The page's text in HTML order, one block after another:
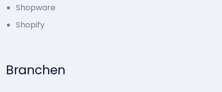
Shopware
Shopify
Branchen